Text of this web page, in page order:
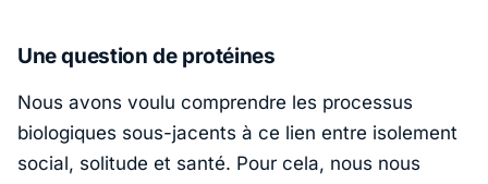
Une question de protéines
Nous avons voulu comprendre les processus
biologiques sous-jacents à ce lien entre isolement
social, solitude et santé. Pour cela, nous nous